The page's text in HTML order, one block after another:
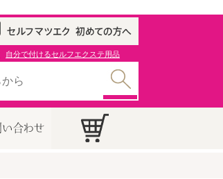
自分で付けるセルフエクステ用品